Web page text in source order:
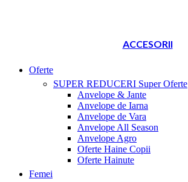
ACCESORII
Oferte
SUPER REDUCERI Super Oferte
Anvelope & Jante
Anvelope de Iarna
Anvelope de Vara
Anvelope All Season
Anvelope Agro
Oferte Haine Copii
Oferte Hainute
Femei